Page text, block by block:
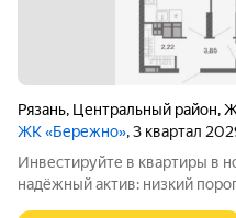
Рязань, Центральный район,
ЖК «Бережно», 3 квартал
Инвестируйте в квартиры в
надёжный актив: низкий